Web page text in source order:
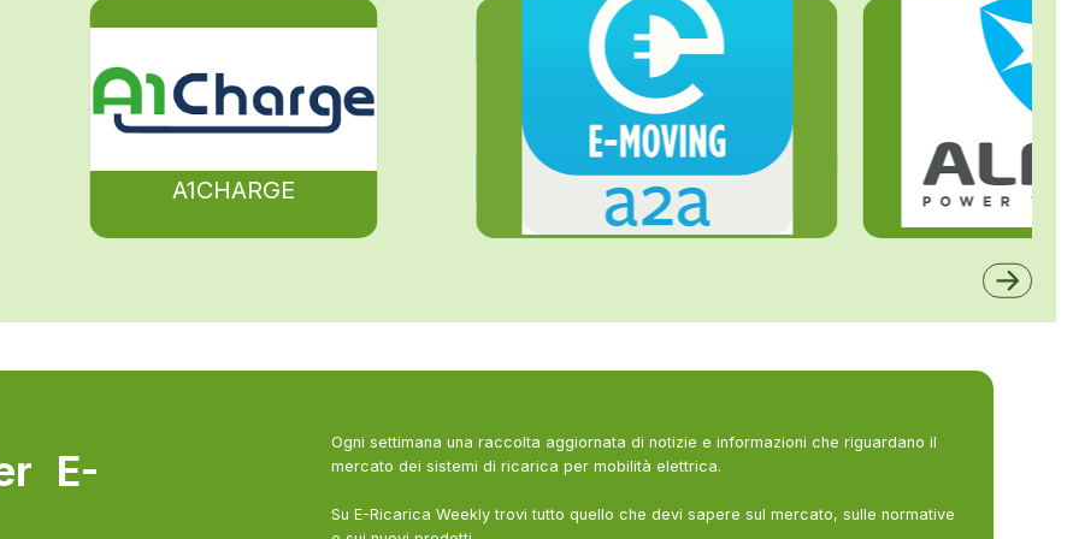
A1CHARGE
E-
Ogni settimana una raccolta aggiornata di notizie e informazioni che riguardano il
mercato dei sistemi di ricarica per mobilità elettrica.
Su E-Ricarica Weekly trovi tutto quello che devi sapere sul mercato, sulle normative